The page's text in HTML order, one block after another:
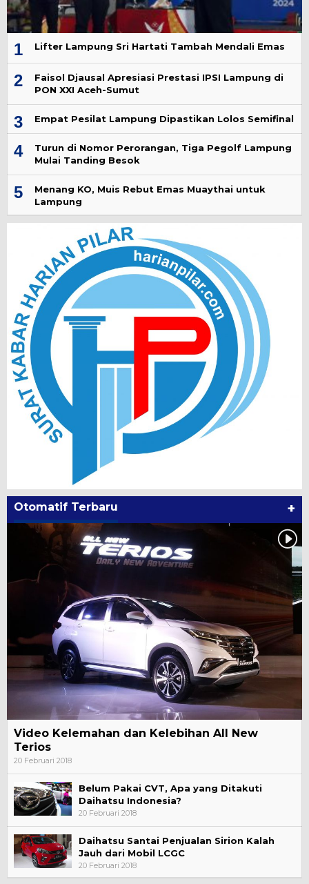
1 Lifter Lampung Sri Hartati Tambah Mendali Emas
2
Faisol Djausal Apresiasi Prestasi IPSI Lampung di
PON XXI Aceh-Sumut
3 Empat Pesilat Lampung Dipastikan Lolos Semifinal
4
Turun di Nomor Perorangan, Tiga Pegolf Lampung
Mulai Tanding Besok
5
Menang KO, Muis Rebut Emas Muaythai untuk
Lampung
Otomatif Terbaru +
Video Kelemahan dan Kelebihan All New
Terios
20 Februari 2018
Belum Pakai CVT, Apa yang Ditakuti
Daihatsu Indonesia?
20 Februari 2018
Daihatsu Santai Penjualan Sirion Kalah
Jauh dari Mobil LCGC
20 Februari 2018